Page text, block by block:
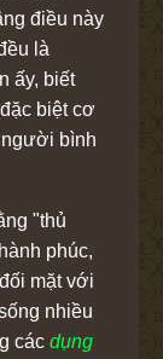
điều này
là
ấy, biết
biệt cơ
bình
"thủ
phúc,
mặt với
nhiều
các dụng